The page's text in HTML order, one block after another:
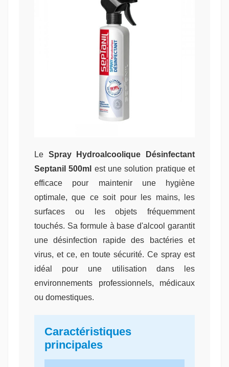
Le Spray Hydroalcoolique Désinfectant
Septanil 500ml est une solution pratique et
efficace pour maintenir une hygiène
optimale, que ce soit pour les mains, les
surfaces ou les objets fréquemment
touchés. Sa formule à base d'alcool garantit
une désinfection rapide des bactéries et
virus, et ce, en toute sécurité. Ce spray est
idéal pour une utilisation dans les
environnements professionnels, médicaux
ou domestiques.
Caractéristiques
principales